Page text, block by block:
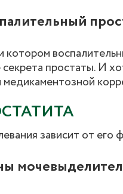
простаты. И
зависит от